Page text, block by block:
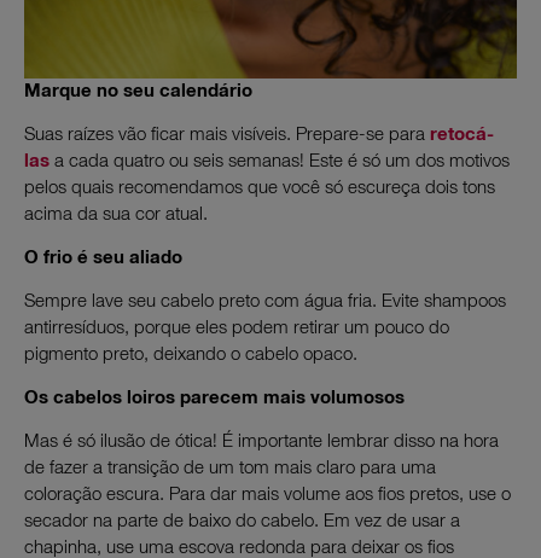
Marque no seu calendário
Suas raízes vão ficar mais visíveis. Prepare-se para retocá-
las a cada quatro ou seis semanas! Este é só um dos motivos
pelos quais recomendamos que você só escureça dois tons
acima da sua cor atual.
O frio é seu aliado
Sempre lave seu cabelo preto com água fria. Evite shampoos
antirresíduos, porque eles podem retirar um pouco do
pigmento preto, deixando o cabelo opaco.
Os cabelos loiros parecem mais volumosos
Mas é só ilusão de ótica! É importante lembrar disso na hora
de fazer a transição de um tom mais claro para uma
coloração escura. Para dar mais volume aos fios pretos, use o
secador na parte de baixo do cabelo. Em vez de usar a
chapinha, use uma escova redonda para deixar os fios